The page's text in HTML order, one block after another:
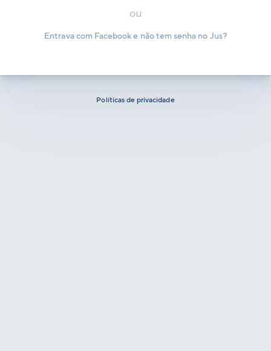
ou
Entrava com Facebook e não tem senha no Jus?
Políticas de privacidade